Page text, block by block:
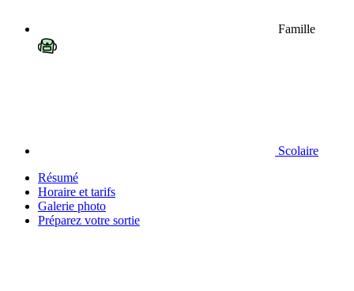
Famille
Scolaire
Résumé
Horaire et tarifs
Galerie photo
Préparez votre sortie